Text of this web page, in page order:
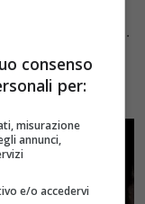
sviscerati in
per scontrarsi.
in una maniera
superare le
produzione
consenso
per:
misurazione
annunci,
e/o accedervi